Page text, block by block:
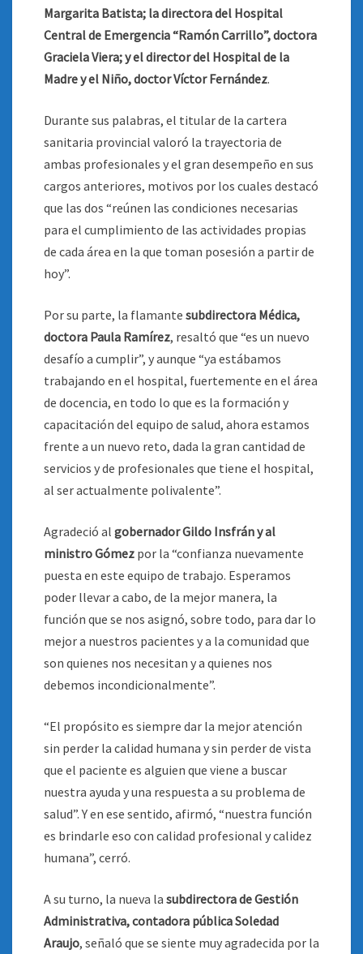
Margarita Batista; la directora del Hospital
Central de Emergencia “Ramón Carrillo”, doctora
Graciela Viera; y el director del Hospital de la
Madre y el Niño, doctor Víctor Fernández.
Durante sus palabras, el titular de la cartera
sanitaria provincial valoró la trayectoria de
ambas profesionales y el gran desempeño en sus
cargos anteriores, motivos por los cuales destacó
que las dos “reúnen las condiciones necesarias
para el cumplimiento de las actividades propias
de cada área en la que toman posesión a partir de
hoy”.
Por su parte, la flamante subdirectora Médica,
doctora Paula Ramírez, resaltó que “es un nuevo
desafío a cumplir”, y aunque “ya estábamos
trabajando en el hospital, fuertemente en el área
de docencia, en todo lo que es la formación y
capacitación del equipo de salud, ahora estamos
frente a un nuevo reto, dada la gran cantidad de
servicios y de profesionales que tiene el hospital,
al ser actualmente polivalente”.
Agradeció al gobernador Gildo Insfrán y al
ministro Gómez por la “confianza nuevamente
puesta en este equipo de trabajo. Esperamos
poder llevar a cabo, de la mejor manera, la
función que se nos asignó, sobre todo, para dar lo
mejor a nuestros pacientes y a la comunidad que
son quienes nos necesitan y a quienes nos
debemos incondicionalmente”.
“El propósito es siempre dar la mejor atención
sin perder la calidad humana y sin perder de vista
que el paciente es alguien que viene a buscar
nuestra ayuda y una respuesta a su problema de
salud”. Y en ese sentido, afirmó, “nuestra función
es brindarle eso con calidad profesional y calidez
humana”, cerró.
A su turno, la nueva la subdirectora de Gestión
Administrativa, contadora pública Soledad
Araujo, señaló que se siente muy agradecida por la